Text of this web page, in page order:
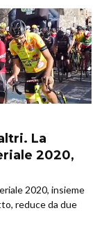
La
2020,
2020, insieme
reduce da due